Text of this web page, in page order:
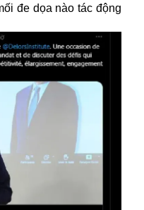
đe dọa nào tác động